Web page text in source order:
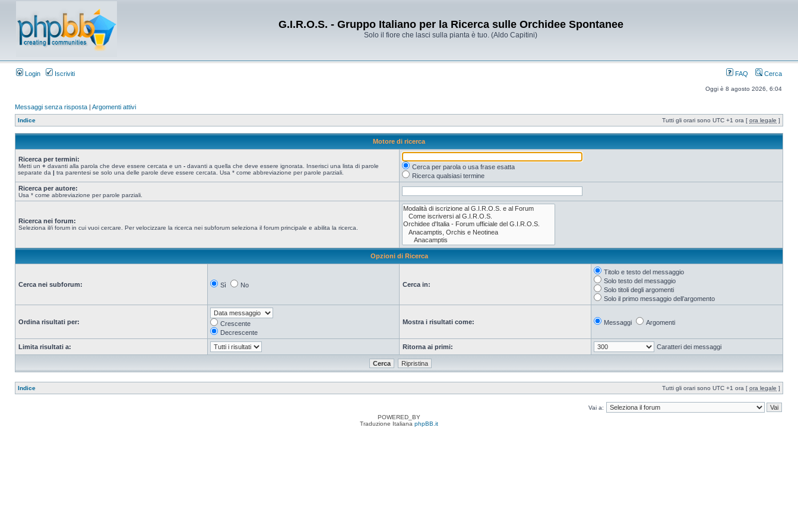
G.I.R.O.S. - Gruppo Italiano per la Ricerca sulle Orchidee Spontanee
Solo il fiore che lasci sulla pianta è tuo. (Aldo Capitini)
Login Iscriviti FAQ Cerca
Oggi è 8 agosto 2026, 6:04
Messaggi senza risposta | Argomenti attivi
Indice Tutti gli orari sono UTC +1 ora [ ora legale ]
Motore di ricerca
Ricerca per termini:
Metti un + davanti alla parola che deve essere cercata e un - davanti a quella che deve essere ignorata. Inserisci una lista di parole
separate da | tra parentesi se solo una delle parole deve essere cercata. Usa * come abbreviazione per parole parziali.
Cerca per parola o usa frase esatta
Ricerca qualsiasi termine
Ricerca per autore:
Usa * come abbreviazione per parole parziali.
Ricerca nei forum:
Seleziona il/i forum in cui vuoi cercare. Per velocizzare la ricerca nei subforum seleziona il forum principale e abilita la ricerca.
Opzioni di Ricerca
Cerca nei subforum: Sì No Cerca in:
Titolo e testo del messaggio
Solo testo del messaggio
Solo titoli degli argomenti
Solo il primo messaggio dell’argomento
Ordina risultati per:
Crescente
Decrescente
Mostra i risultati come: Messaggi Argomenti
Limita risultati a: Ritorna ai primi: Caratteri dei messaggi
Indice Tutti gli orari sono UTC +1 ora [ ora legale ]
Vai a:
POWERED_BY
Traduzione Italiana phpBB.it